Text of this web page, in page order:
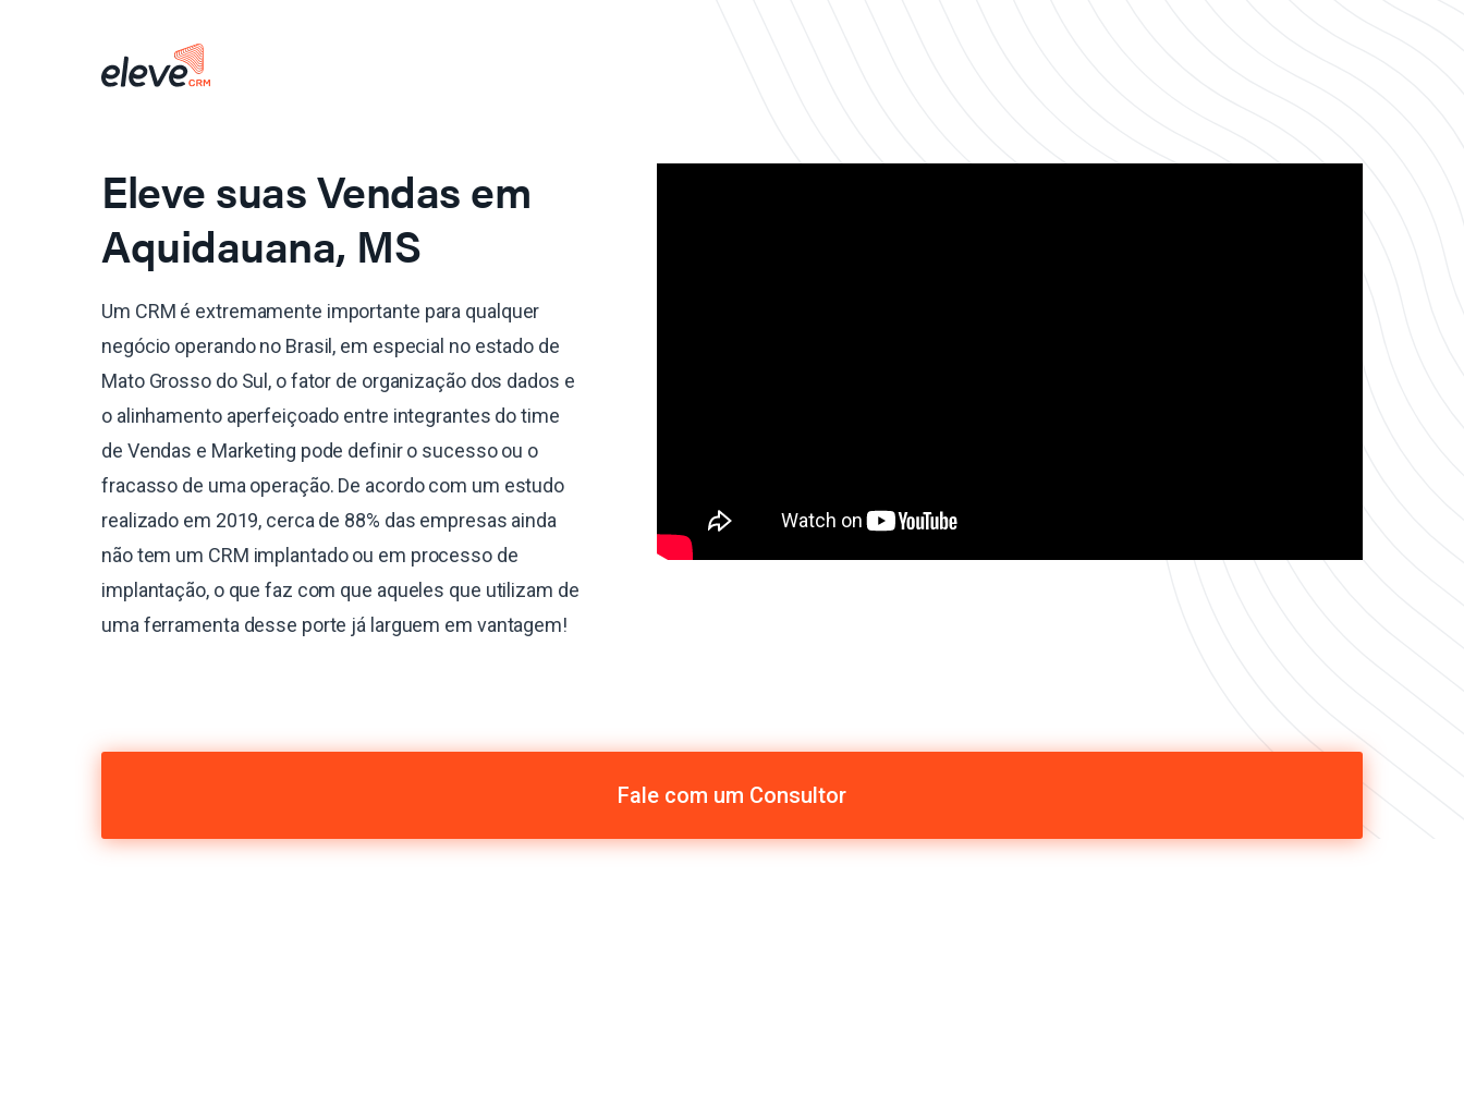
Eleve suas Vendas em
Aquidauana, MS
Um CRM é extremamente importante para qualquer
negócio operando no Brasil, em especial no estado de
Mato Grosso do Sul, o fator de organização dos dados e
o alinhamento aperfeiçoado entre integrantes do time
de Vendas e Marketing pode definir o sucesso ou o
fracasso de uma operação. De acordo com um estudo
realizado em 2019, cerca de 88% das empresas ainda
não tem um CRM implantado ou em processo de
implantação, o que faz com que aqueles que utilizam de
uma ferramenta desse porte já larguem em vantagem!
Fale com um Consultor